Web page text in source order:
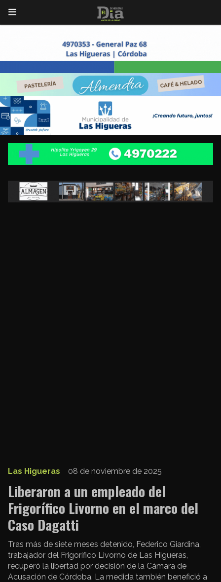
Liberaron a un empleado del
Frigorífico Livorno en el marco del
Caso Dagatti
Tras más de siete meses detenido, Federico Giardina,
trabajador del Frigorífico Livorno de Las Higueras,
recuperó la libertad por decisión de la Cámara de
Acusación de Córdoba. La medida también benefició a
Las Higueras 08 de noviembre de 2025